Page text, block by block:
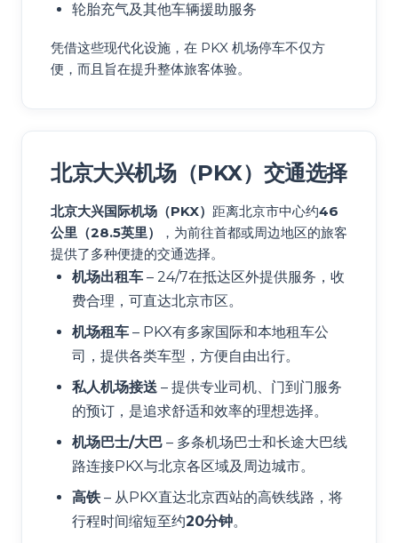
轮胎充气及其他车辆援助服务
凭借这些现代化设施，在 PKX 机场停车不仅方
便，而且旨在提升整体旅客体验。
北京大兴机场（PKX）交通选择
北京大兴国际机场（PKX） 距离北京市中心约46
公里（28.5英里）
，为前往首都或周边地区的旅客
提供了多种便捷的交通选择。
机场出租车 – 24/7在抵达区外提供服务，收
费合理，可直达北京市区。
机场租车 – PKX有多家国际和本地租车公
司，提供各类车型，方便自由出行。
私人机场接送 – 提供专业司机、门到门服务
的预订，是追求舒适和效率的理想选择。
机场巴士/大巴 – 多条机场巴士和长途大巴线
路连接PKX与北京各区域及周边城市。
高铁– 从PKX直达北京西站的高铁线路，将
行程时间缩短至约20分钟。